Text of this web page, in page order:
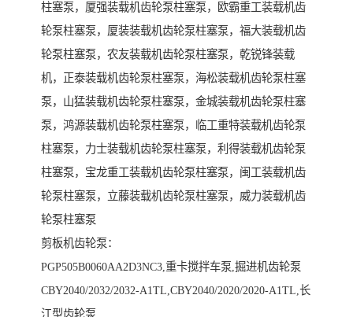
柱塞泵，厦强装载机齿轮泵柱塞泵，欧霸重工装载机齿
轮泵柱塞泵，厦装装载机齿轮泵柱塞泵，福大装载机齿
轮泵柱塞泵，农友装载机齿轮泵柱塞泵，乾锐锋装载
机，正泰装载机齿轮泵柱塞泵，海松装载机齿轮泵柱塞
泵，山猛装载机齿轮泵柱塞泵，金城装载机齿轮泵柱塞
泵，鸿源装载机齿轮泵柱塞泵，临工重特装载机齿轮泵
柱塞泵，力士装载机齿轮泵柱塞泵，利得装载机齿轮泵
柱塞泵，宝龙重工装载机齿轮泵柱塞泵，闽工装载机齿
轮泵柱塞泵，立藤装载机齿轮泵柱塞泵，威力装载机齿
轮泵柱塞泵
剪板机齿轮泵：
PGP505B0060AA2D3NC3,重卡搅拌车泵,掘进机齿轮泵
CBY2040/2032/2032-A1TL,CBY2040/2020/2020-A1TL,长
江型齿轮泵